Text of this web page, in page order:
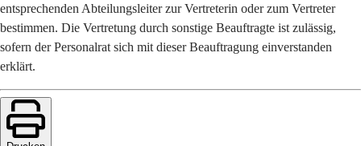
entsprechenden Abteilungsleiter zur Vertreterin oder zum Vertreter
bestimmen. Die Vertretung durch sonstige Beauftragte ist zulässig,
sofern der Personalrat sich mit dieser Beauftragung einverstanden
erklärt.